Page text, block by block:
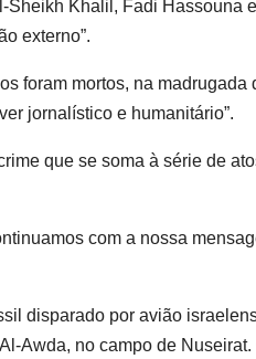
Sheikh Khalil, Fadi Hassouna
externo”.
foram mortos, na
jornalístico e humanitário”.
que se soma à série de
com a nossa
disparado por avião
Awda, no campo de